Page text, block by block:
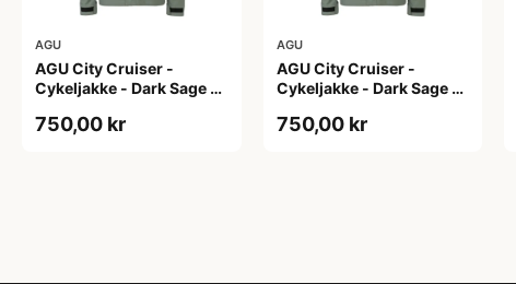
AGU
AGU City Cruiser -
Cykeljakke - Dark Sage -
750,00 kr
AGU
AGU City Cruiser -
Cykeljakke - Dark Sage -
750,00 kr